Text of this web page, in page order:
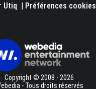
Utiq | Préférences cookies
Copyright © 2008 - 2026
- Tous droits réservés